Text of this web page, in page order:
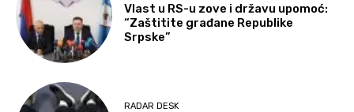
Vlast u RS-u zove i državu upomoć:
“Zaštitite građane Republike
Srpske”
RADAR DESK